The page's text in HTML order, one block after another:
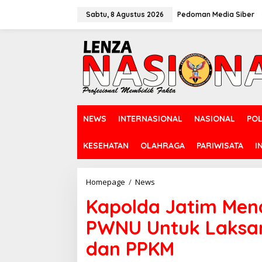
Sabtu, 8 Agustus 2026 Pedoman Media Siber
NEWS INTERNASIONAL NASIONAL
KESEHATAN OLAHRAGA PARIWISATA
Homepage / News
p
o
l
d
a
J
Kapolda Jatim
PWNU Untuk
dan PPKM